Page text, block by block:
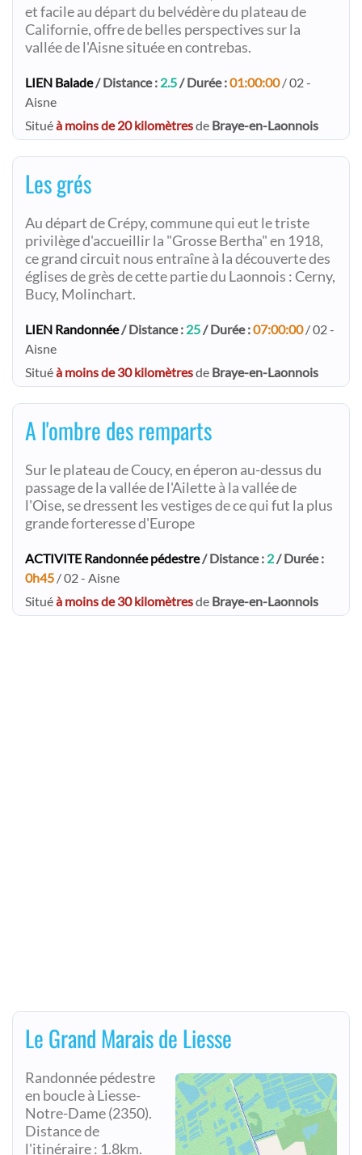
et facile au départ du belvédère du plateau de
Californie, offre de belles perspectives sur la
vallée de l'Aisne située en contrebas.
LIEN Balade/ Distance : 2.5/ Durée :01:00:00/ 02 -
Aisne
Situéà moins de 20 kilomètresde Braye-en-Laonnois
Les grés
Au départ de Crépy, commune qui eut le triste
privilège d'accueillir la "Grosse Bertha" en 1918,
ce grand circuit nous entraîne à la découverte des
églises de grès de cette partie du Laonnois : Cerny,
Bucy, Molinchart.
LIEN Randonnée/ Distance : 25/ Durée :07:00:00/ 02 -
Aisne
Situéà moins de 30 kilomètresde Braye-en-Laonnois
A l'ombre des remparts
Sur le plateau de Coucy, en éperon au-dessus du
passage de la vallée de l'Ailette à la vallée de
l'Oise, se dressent les vestiges de ce qui fut la plus
grande forteresse d'Europe
ACTIVITE Randonnée pédestre/ Distance : 2/ Durée :
0h45 / 02 - Aisne
Situéà moins de 30 kilomètresde Braye-en-Laonnois
Le Grand Marais de Liesse
Randonnée pédestre
en boucle à Liesse-
Notre-Dame (2350).
Distance de
l'itinéraire : 1.8km.